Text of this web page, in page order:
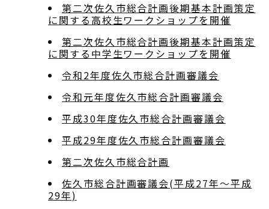
第二次佐久市総合計画後期基本計画策定
に関する高校生ワークショップを開催
第二次佐久市総合計画後期基本計画策定
に関する中学生ワークショップを開催
令和2年度佐久市総合計画審議会
令和元年度佐久市総合計画審議会
平成30年度佐久市総合計画審議会
平成29年度佐久市総合計画審議会
第二次佐久市総合計画
佐久市総合計画審議会(平成27年～平成
29年)